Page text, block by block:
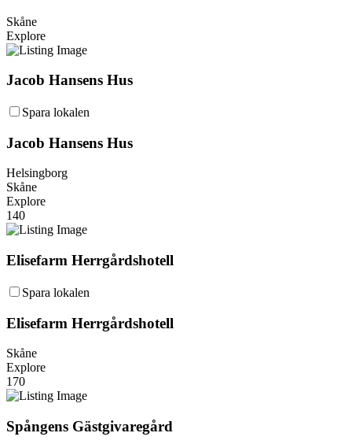
Skåne
Explore
Jacob Hansens Hus
Spara lokalen
Jacob Hansens Hus
Helsingborg
Skåne
Explore
140
Elisefarm Herrgårdshotell
Spara lokalen
Elisefarm Herrgårdshotell
Skåne
Explore
170
Spångens Gästgivaregård